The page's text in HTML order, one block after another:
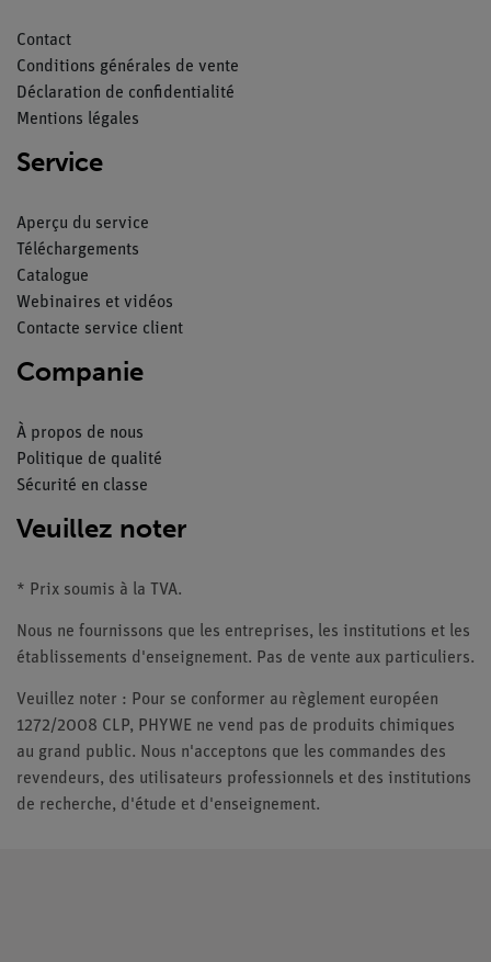
Contact
Conditions générales de vente
Déclaration de confidentialité
Mentions légales
Service
Aperçu du service
Téléchargements
Catalogue
Webinaires et vidéos
Contacte service client
Companie
À propos de nous
Politique de qualité
Sécurité en classe
Veuillez noter
* Prix soumis à la TVA.
Nous ne fournissons que les entreprises, les institutions et les
établissements d'enseignement. Pas de vente aux particuliers.
Veuillez noter : Pour se conformer au règlement européen
1272/2008 CLP, PHYWE ne vend pas de produits chimiques
au grand public. Nous n'acceptons que les commandes des
revendeurs, des utilisateurs professionnels et des institutions
de recherche, d'étude et d'enseignement.